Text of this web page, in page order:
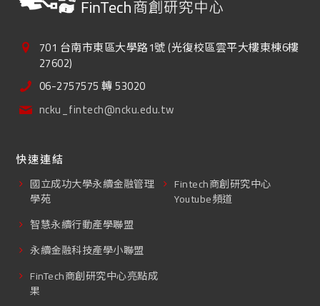
701 台南市東區大學路1號 (光復校區雲平大樓東棟6樓
27602)
06-2757575 轉 53020
ncku_fintech@ncku.edu.tw
快速連結
國立成功大學永續金融管理
學苑
智慧永續行動產學聯盟
永續金融科技產學小聯盟
FinTech商創研究中心亮點成
果
Fintech商創研究中心
Youtube頻道